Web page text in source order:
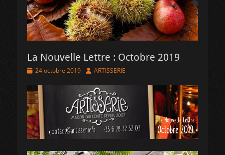
La Nouvelle Lettre : Octobre 2019
Posted
24 octobre 2019 Author
ARTISSERIE